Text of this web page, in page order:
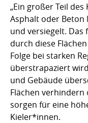
„Ein großer Teil
Asphalt oder Beton
und versiegelt. Das
durch diese
Folge bei starken
überstrapaziert
und Gebäude
Flächen
sorgen für eine
Kieler*innen.